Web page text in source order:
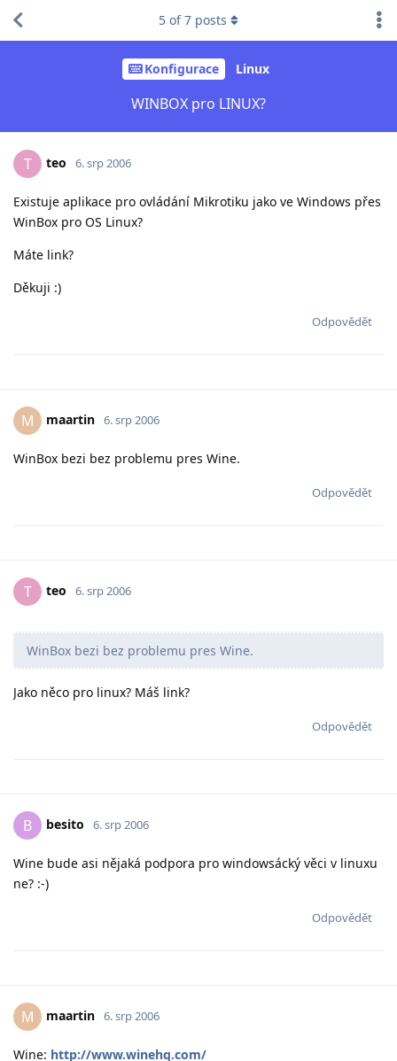
Konfigurace Linux
WINBOX pro LINUX?
5 of7 posts
T teo 6. srp 2006
Existuje aplikace pro ovládání Mikrotiku jako ve Windows přes
WinBox pro OS Linux?
Máte link?
Děkuji :)
Odpovědět
M maartin 6. srp 2006
WinBox bezi bez problemu pres Wine.
Odpovědět
T teo 6. srp 2006
WinBox bezi bez problemu pres Wine.
Jako něco pro linux? Máš link?
Odpovědět
B besito 6. srp 2006
Wine bude asi nějaká podpora pro windowsácký věci v linuxu
ne? :-)
Odpovědět
M maartin 6. srp 2006
Wine: http://www.winehq.com/